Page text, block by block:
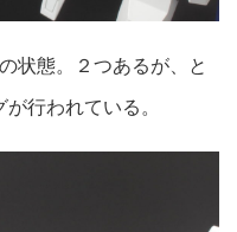
状態。２つあるが、と
行われている。